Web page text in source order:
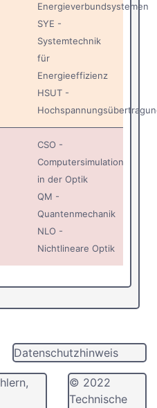
Energieverbundsystemen
SYE -
Systemtechnik
für
Energieeffizienz
HSUT -
CSO -
Computersimulation
in der Optik
QM -
Quantenmechanik
NLO -
Nichtlineare Optik
Datenschutzhinweis
© 2022
Technische